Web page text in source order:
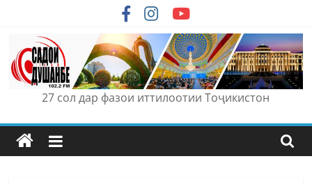
content
27 сол дар фазои иттилоотии Тоҷикистон